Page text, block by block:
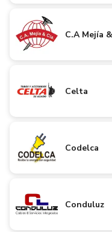
C.A Mejía
Celta
Codelca
Conduluz